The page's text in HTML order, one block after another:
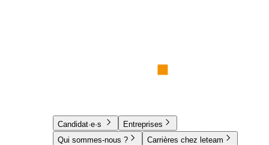
Candidat·e·s
Entreprises
Qui sommes-nous ?
Carrières chez leteam